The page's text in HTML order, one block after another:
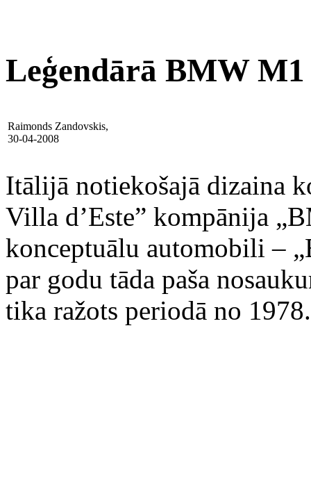
Leģendārā BMW M1
Raimonds Zandovskis,
30-04-2008
Itālijā notiekošajā dizaina
Villa d’Este” kompānija
konceptuālu automobili –
par godu tāda paša
tika ražots periodā no